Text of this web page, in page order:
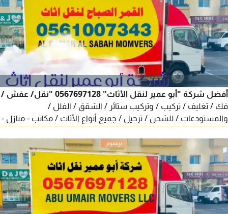
أفضل شركة "أبو عمير لنقل الأثاث" 0567697128 "نقل/ عفش /
فك / تغليف / تركيب / وتركيب ستائر / الشقق / الفلل /
والمستودعات / للشحن / ترحيل / جميع أنواع الأثاث / مكاتب - منازل -
بأمان والعناية